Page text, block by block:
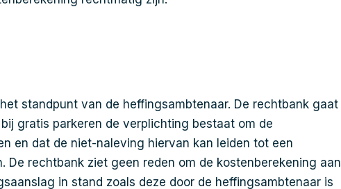
standpunt van de heffingsambtenaar. De rechtbank gaat
gratis parkeren de verplichting bestaat om de
en dat de niet-naleving hiervan kan leiden tot een
De rechtbank ziet geen reden om de kostenberekening aan
in stand zoals deze door de heffingsambtenaar is